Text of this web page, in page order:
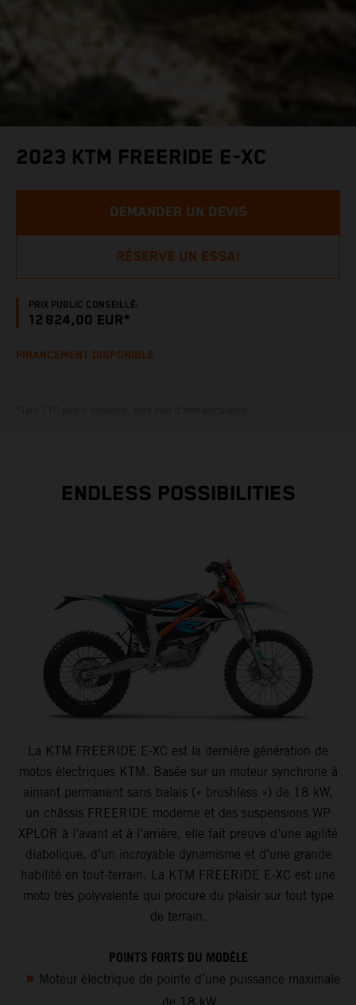
2023 KTM FREERIDE E-XC
PRIX PUBLIC CONSEILLÉ:
12 824,00 EUR*
DEMANDER UN DEVIS
RÉSERVE UN ESSAI
FINANCEMENT DISPONIBLE
ENDLESS POSSIBILITIES
La KTM FREERIDE E-XC est la dernière génération de
motos électriques KTM. Basée sur un moteur synchrone à
aimant permanent sans balais (« brushless ») de 18 kW,
un châssis FREERIDE moderne et des suspensions WP
XPLOR à l’avant et à l’arrière, elle fait preuve d’une agilité
diabolique, d’un incroyable dynamisme et d’une grande
habilité en tout-terrain. La KTM FREERIDE E-XC est une
moto très polyvalente qui procure du plaisir sur tout type
de terrain.
POINTS FORTS DU MODÈLE
Moteur électrique de pointe d’une puissance maximale